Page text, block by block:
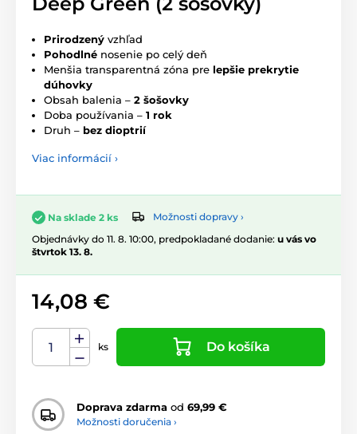
Prirodzený vzhľad
Pohodlné nosenie po celý deň
Menšia transparentná zóna pre lepšie prekrytie
dúhovky
Obsah balenia – 2 šošovky
Doba používania – 1 rok
Druh – bez dioptrií
Viac informácií ›
Na sklade 2 ks
Možnosti dopravy ›
Objednávky do 11. 8. 10:00, predpokladané dodanie: u vás vo
štvrtok 13. 8.
14,08 €
ks Do košíka
Doprava zdarma od 69,99 €
Možnosti doručenia ›